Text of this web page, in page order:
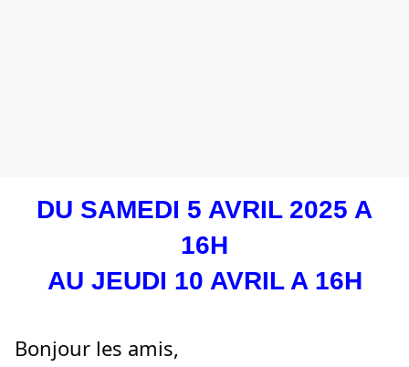
DU SAMEDI 5 AVRIL 2025 A
16H
AU JEUDI 10 AVRIL A 16H
Bonjour les amis,